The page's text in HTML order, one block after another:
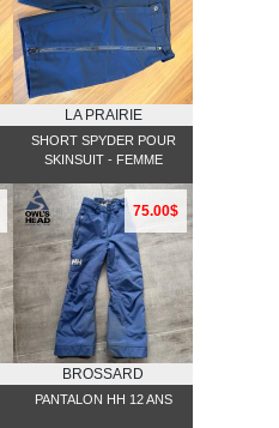
LA PRAIRIE
SHORT SPYDER POUR
SKINSUIT - FEMME
75.00$
BROSSARD
PANTALON HH 12 ANS